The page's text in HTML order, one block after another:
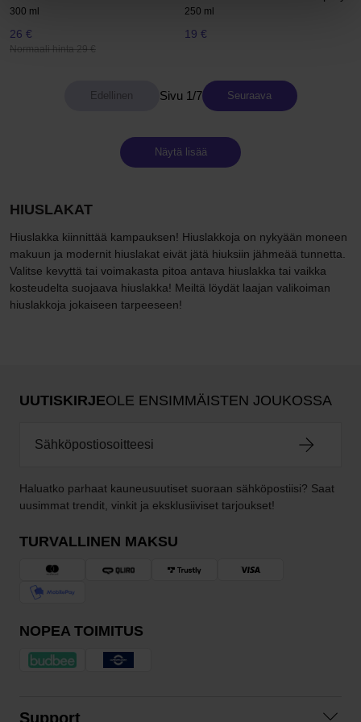
300 ml
26 €
Normaali hinta 29 €
250 ml
19 €
Sivu 1/7 Seuraava
Näytä lisää
HIUSLAKAT
Hiuslakka kiinnittää kampauksen! Hiuslakkoja on nykyään moneen
makuun ja modernit hiuslakat eivät jätä hiuksiin jähmeää tunnetta.
Valitse kevyttä tai voimakasta pitoa antava hiuslakka tai vaikka
kosteudelta suojaava hiuslakka! Meiltä löydät laajan valikoiman
hiuslakkoja jokaiseen tarpeeseen!
UUTISKIRJEOLE ENSIMMÄISTEN JOUKOSSA
Haluatko parhaat kauneusuutiset suoraan sähköpostiisi? Saat
uusimmat trendit, vinkit ja eksklusiiviset tarjoukset!
TURVALLINEN MAKSU
NOPEA TOIMITUS
Support